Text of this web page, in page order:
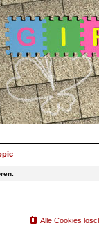
Alle Cookies